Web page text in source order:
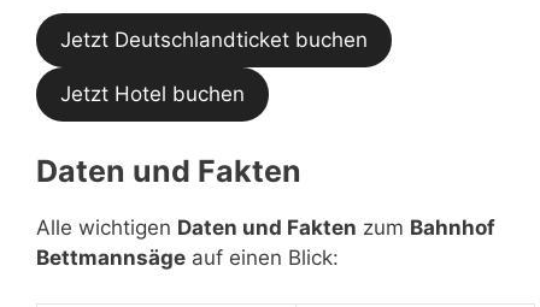
Jetzt Deutschlandticket buchen
Jetzt Hotel buchen
Daten und Fakten
Alle wichtigen Daten und Fakten zum Bahnhof
Bettmannsäge auf einen Blick: